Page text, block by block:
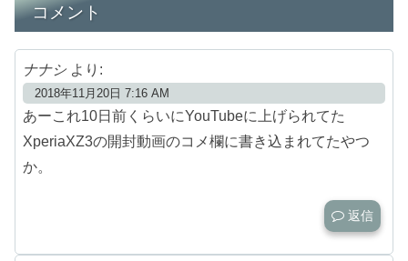
コメント
ナナシ より:
2018年11月20日 7:16 AM
あーこれ10日前くらいにYouTubeに上げられてた
XperiaXZ3の開封動画のコメ欄に書き込まれてたやつ
か。
返信